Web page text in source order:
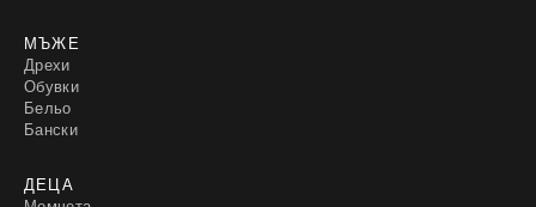
МЪЖЕ
Дрехи
Обувки
Бельо
Бански
ДЕЦА